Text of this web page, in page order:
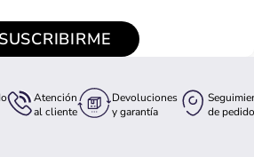
SUSCRIBIRME
Atención
al cliente
Devoluciones
y garantía
de pedido